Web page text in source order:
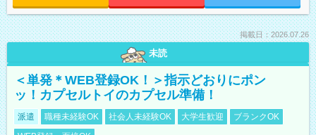
掲載日：2026.07.26
未読
＜単発＊WEB登録OK！＞指示どおりにポン
ッ！カプセルトイのカプセル準備！
派遣 職種未経験OK 社会人未経験OK 大学生歓迎
ブランクOK